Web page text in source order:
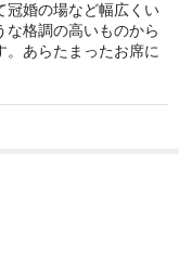
冠婚の場など幅広くい
な格調の高いものから
。あらたまったお席に